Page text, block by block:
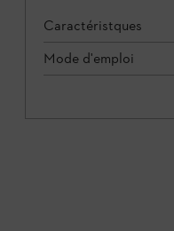
Caractéristques
Mode d'emploi